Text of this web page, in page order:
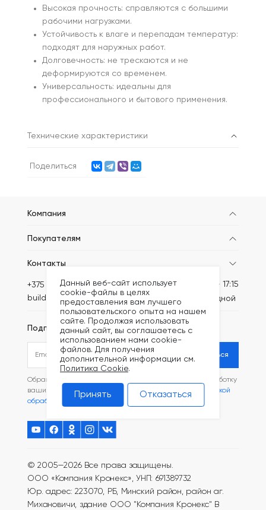
Высокая прочность: справляются с большими
рабочими нагрузками.
Устойчивость к влаге и перепадам температур:
подходят для наружных работ.
Долговечность: не трескаются и не
деформируются со временем.
Универсальность: идеальны для
профессионального и бытового применения.
Технические характеристики
Поделиться
Компания
Покупателям
Контакты
+375 (44) 789-64-46
build@kronex-company.by
Пн-Пт: 8:30 - 17:15
Сб-вс: выходной
Подписаться на рассылку
Подписаться
Обращаясь в наш магазин, вы даете согласие на обработку
ваших
персональных данных и соглашаетесь с
Политикой
обработки файлов Cookie
© 2005—2026 Все права защищены.
ООО «Компания Кронекс», УНП: 691389732
Юр. адрес: 223070, РБ, Минский район, район аг.
Михановичи, здание ООО "Компания Кронекс" В
Данный веб-сайт использует
cookie-файлы в целях
предоставления вам лучшего
пользовательского опыта на нашем
сайте. Продолжая использовать
данный сайт, вы соглашаетесь с
использованием нами cookie-
файлов. Для получения
дополнительной информации см.
Политика Cookie.
Принять Отказаться